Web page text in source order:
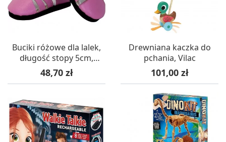
Buciki różowe dla lalek,
długość stopy 5cm,
Petitcollin
Cena
48,70 zł
Drewniana kaczka do
pchania, Vilac
Cena
101,00 zł